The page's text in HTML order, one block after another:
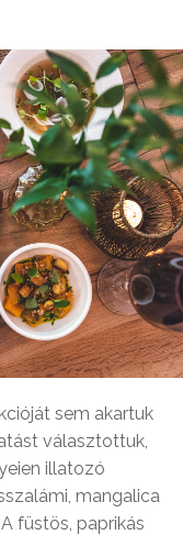
sem akartuk
választottuk,
illatozó
mangalica
füstös, paprikás